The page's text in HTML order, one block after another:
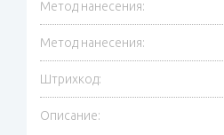
Метод нанесения:
Метод нанесения:
Штрихкод:
Описание: